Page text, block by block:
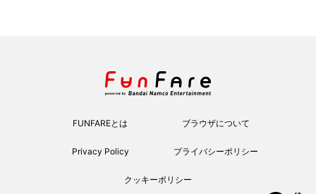
FUNFAREとは ブラウザについて
Privacy Policy プライバシーポリシー
クッキーポリシー